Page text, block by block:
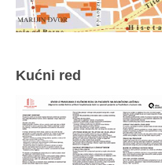
Kućni red